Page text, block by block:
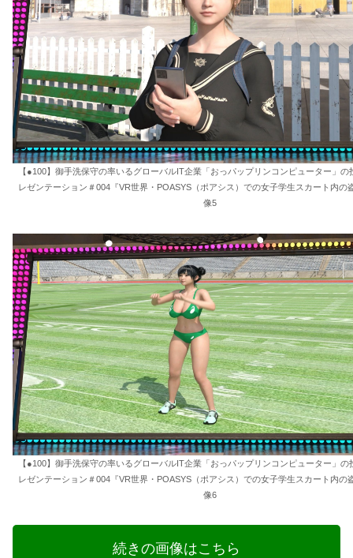
【●100】御手洗保守の率いるグローバルIT企業「おっパップリンコンピューター」の
レゼンテーション＃004『VR世界・POASYS（ポアシス）での女子学生スカート内の
像5
【●100】御手洗保守の率いるグローバルIT企業「おっパップリンコンピューター」の
レゼンテーション＃004『VR世界・POASYS（ポアシス）での女子学生スカート内の
像6
続きの画像はこちら